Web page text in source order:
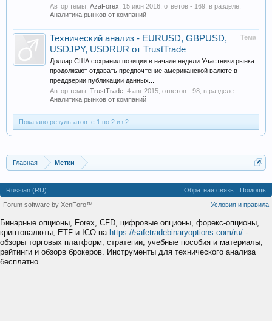
Автор темы: AzaForex 15 июн 2016 , ответов - 169, в разделе:
Аналитика рынков от компаний
Тема
Технический анализ - EURUSD, GBPUSD,
USDJPY, USDRUR от TrustTrade
Доллар США сохранил позиции в начале недели Участники рынка
продолжают отдавать предпочтение американской валюте в
преддверии публикации данных...
Автор темы: TrustTrade 4 авг 2015 , ответов - 98, в разделе:
Аналитика рынков от компаний
Показано результатов: с 1 по 2 из 2.
Главная Метки
Russian (RU) Обратная связь
Помощь
Условия и правила
Forum software by XenForo™
Бинарные опционы, Forex, CFD, цифровые опционы, форекс-опционы,
криптовалюты, ETF и ICO на https://safetradebinaryoptions.com/ru/ -
обзоры торговых платформ, стратегии, учебные пособия и материалы,
рейтинги и обзорв брокеров. Инструменты для технического анализа
бесплатно.